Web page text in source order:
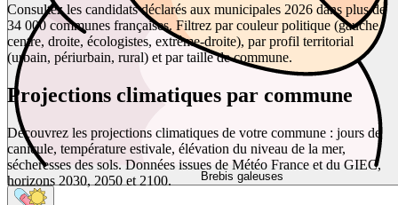
Brebis galeuses
Consultez les candidats déclarés aux municipales 2026 dans plus de
34 000 communes françaises. Filtrez par couleur politique (gauche,
centre, droite, écologistes, extrême-droite), par profil territorial
(urbain, périurbain, rural) et par taille de commune.
Projections climatiques par commune
Découvrez les projections climatiques de votre commune : jours de
canicule, température estivale, élévation du niveau de la mer,
sécheresses des sols. Données issues de Météo France et du GIEC,
horizons 2030, 2050 et 2100.